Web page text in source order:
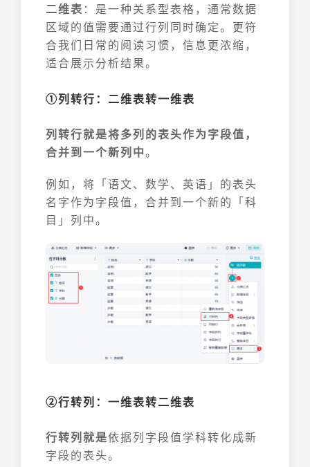
二维表 ：是一种关系型表格，通常数据
区域的值需要通过行列同时确定。更符
合我们日常的阅读习惯，信息更浓缩，
适合展示分析结果。
①列转行：二维表转一维表
列转行就是将多列的表头作为字段值，
合并到一个新列中。
例如，将「语文、数学、英语」的表头
名字作为字段值，合并到一个新的「科
目」列中。
②行转列：一维表转二维表
行转列就是依据列字段值学科转化成新
字段的表头。